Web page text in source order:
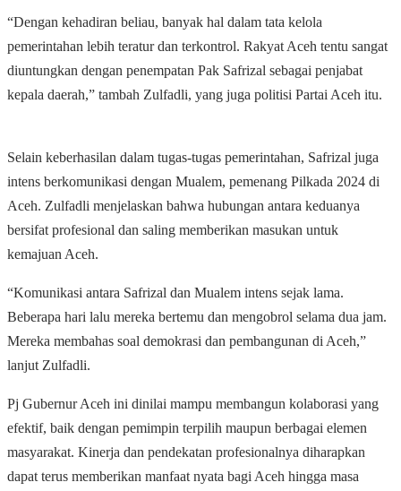
“Dengan kehadiran beliau, banyak hal dalam tata kelola
pemerintahan lebih teratur dan terkontrol. Rakyat Aceh tentu sangat
diuntungkan dengan penempatan Pak Safrizal sebagai penjabat
kepala daerah,” tambah Zulfadli, yang juga politisi Partai Aceh itu.
Selain keberhasilan dalam tugas-tugas pemerintahan, Safrizal juga
intens berkomunikasi dengan Mualem, pemenang Pilkada 2024 di
Aceh. Zulfadli menjelaskan bahwa hubungan antara keduanya
bersifat profesional dan saling memberikan masukan untuk
kemajuan Aceh.
“Komunikasi antara Safrizal dan Mualem intens sejak lama.
Beberapa hari lalu mereka bertemu dan mengobrol selama dua jam.
Mereka membahas soal demokrasi dan pembangunan di Aceh,”
lanjut Zulfadli.
Pj Gubernur Aceh ini dinilai mampu membangun kolaborasi yang
efektif, baik dengan pemimpin terpilih maupun berbagai elemen
masyarakat. Kinerja dan pendekatan profesionalnya diharapkan
dapat terus memberikan manfaat nyata bagi Aceh hingga masa